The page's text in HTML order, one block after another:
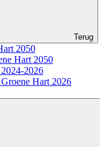
Terug
2050
Hart 2050
2026
Hart 2026